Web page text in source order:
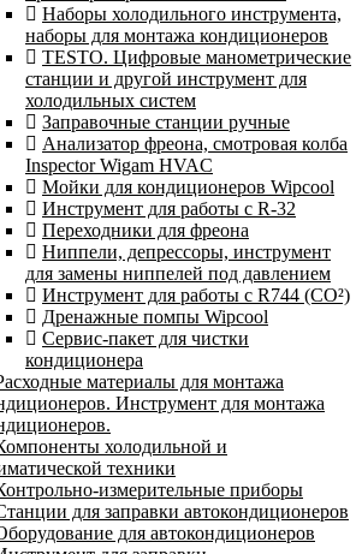
Наборы холодильного инструмента,
наборы для монтажа кондиционеров
TESTO. Цифровые манометрические
станции и другой инструмент для
холодильных систем
Заправочные станции ручные
Анализатор фреона, смотровая колба
Inspector Wigam HVAC
Мойки для кондиционеров Wipcool
Инструмент для работы с R-32
Переходники для фреона
Ниппели, депрессоры, инструмент
для замены ниппелей под давлением
Инструмент для работы с R744 (CO²)
Дренажные помпы Wipcool
Сервис-пакет для чистки
кондиционера
материалы для монтажа
Инструмент для монтажа
холодильной и
техники
измерительные приборы
для заправки автокондиционеров
для автокондиционеров